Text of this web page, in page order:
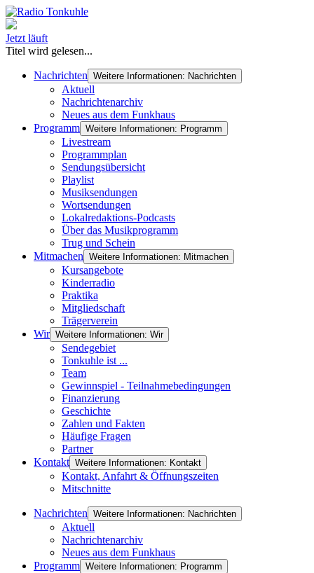
Jetzt läuft
Titel wird gelesen...
Nachrichten Weitere Informationen: Nachrichten
Aktuell
Nachrichtenarchiv
Neues aus dem Funkhaus
Programm Weitere Informationen: Programm
Livestream
Programmplan
Sendungsübersicht
Playlist
Musiksendungen
Wortsendungen
Lokalredaktions-Podcasts
Über das Musikprogramm
Trug und Schein
Mitmachen Weitere Informationen: Mitmachen
Kursangebote
Kinderradio
Praktika
Mitgliedschaft
Trägerverein
Wir Weitere Informationen: Wir
Sendegebiet
Tonkuhle ist ...
Team
Gewinnspiel - Teilnahmebedingungen
Finanzierung
Geschichte
Zahlen und Fakten
Häufige Fragen
Partner
Kontakt Weitere Informationen: Kontakt
Kontakt, Anfahrt & Öffnungszeiten
Mitschnitte
Nachrichten Weitere Informationen: Nachrichten
Aktuell
Nachrichtenarchiv
Neues aus dem Funkhaus
Programm Weitere Informationen: Programm